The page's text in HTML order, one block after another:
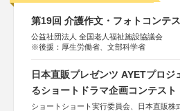
第19回 介護作文・フォトコンテ
公益社団法人 全国老人福祉施設協議会
※後援：厚生労働省、文部科学省
日本直販プレゼンツ AYETプロジ
るショートドラマ企画コンテスト
ショートショート実行委員会、日本直販株